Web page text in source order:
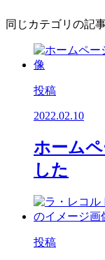
同じカテゴリの記
投稿
2022.02.10
ホーム
した
投稿